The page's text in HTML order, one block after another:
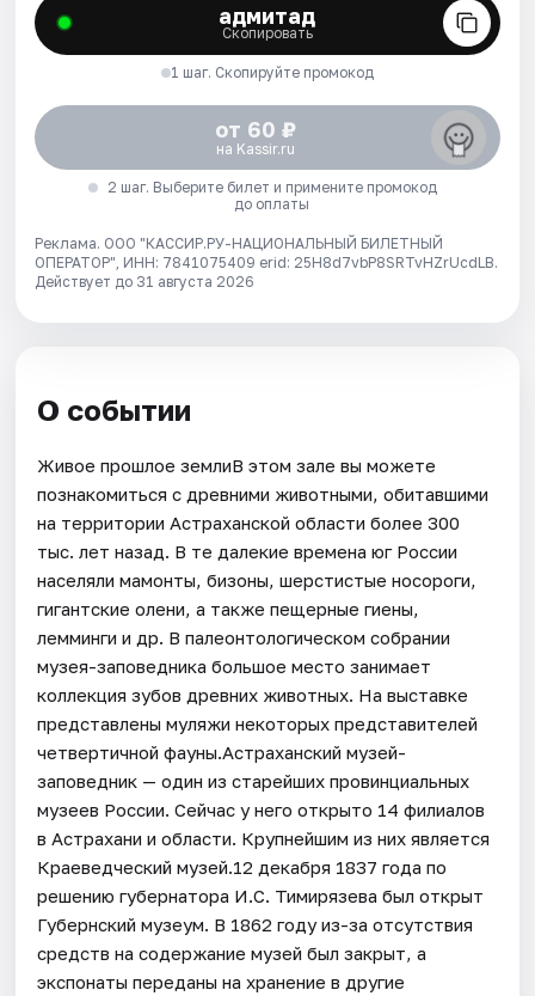
адмитад
Скопировать
1 шаг. Скопируйте промокод
от 60 ₽
на Kassir.ru
2 шаг. Выберите билет и примените промокод
до оплаты
Реклама. ООО "КАССИР.РУ-НАЦИОНАЛЬНЫЙ БИЛЕТНЫЙ
ОПЕРАТОР", ИНН: 7841075409 erid: 25H8d7vbP8SRTvHZrUcdLB.
Действует до 31 августа 2026
О событии
Живое прошлое землиВ этом зале вы можете
познакомиться с древними животными, обитавшими
на территории Астраханской области более 300
тыс. лет назад. В те далекие времена юг России
населяли мамонты, бизоны, шерстистые носороги,
гигантские олени, а также пещерные гиены,
лемминги и др. В палеонтологическом собрании
музея-заповедника большое место занимает
коллекция зубов древних животных. На выставке
представлены муляжи некоторых представителей
четвертичной фауны.Астраханский музей-
заповедник — один из старейших провинциальных
музеев России. Сейчас у него открыто 14 филиалов
в Астрахани и области. Крупнейшим из них является
Краеведческий музей.12 декабря 1837 года по
решению губернатора И.С. Тимирязева был открыт
Губернский музеум. В 1862 году из-за отсутствия
средств на содержание музей был закрыт, а
экспонаты переданы на хранение в другие